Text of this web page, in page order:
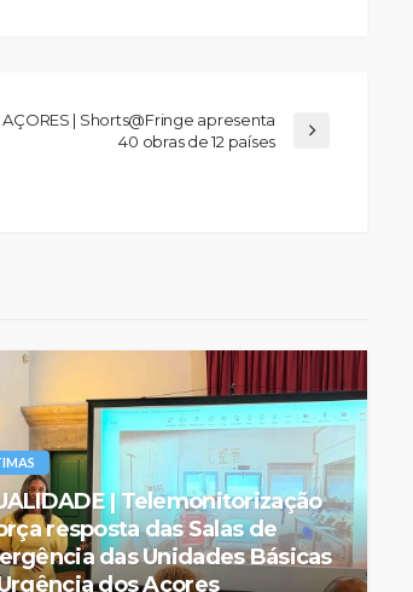
AÇORES | Shorts@Fringe apresenta
40 obras de 12 países
| Telemonitorização
resposta das Salas de
das Unidades Básicas
dos Açores